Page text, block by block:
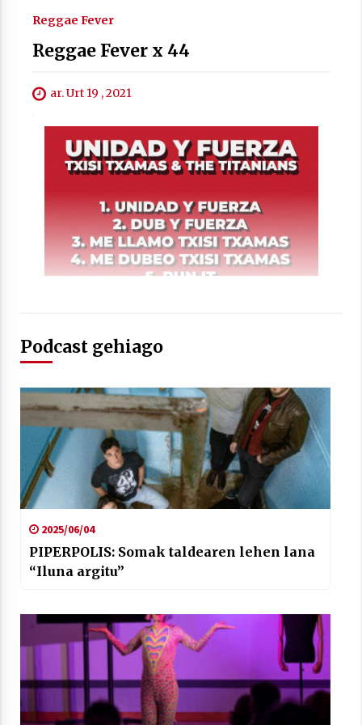
Arrosaren laburpen bideoa Hamaika
Telebistaren eskutik
2021/06/30
Reggae Fever
Reggae Fever x 44
ar. Urt 19 , 2021
Podcast gehiago
2025/06/04
PIPERPOLIS: Somak taldearen lehen lana
“Iluna argitu”